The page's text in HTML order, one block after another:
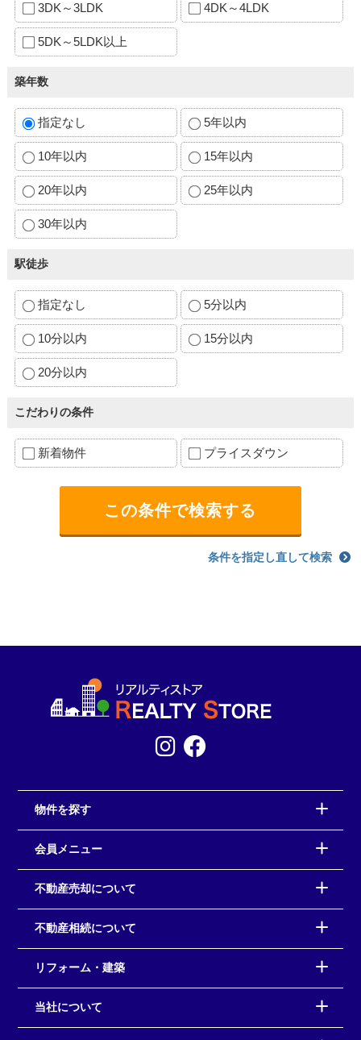
3DK～3LDK 4DK～4LDK
5DK～5LDK以上
築年数
指定なし 5年以内
10年以内 15年以内
20年以内 25年以内
30年以内
駅徒歩
指定なし 5分以内
10分以内 15分以内
20分以内
こだわりの条件
新着物件 プライスダウン
条件を指定し直して検索
物件を探す
会員メニュー
不動産売却について
不動産相続について
リフォーム・建築
当社について